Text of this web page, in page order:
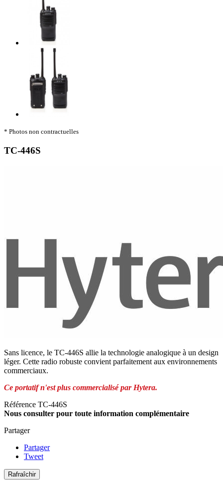
* Photos non contractuelles
TC-446S
Sans licence, le TC-446S allie la technologie analogique à un design
léger. Cette radio robuste convient parfaitement aux environnements
commerciaux.
Ce portatif n'est plus commercialisé par Hytera.
Référence TC-446S
Nous consulter pour toute information complémentaire
Partager
Partager
Tweet